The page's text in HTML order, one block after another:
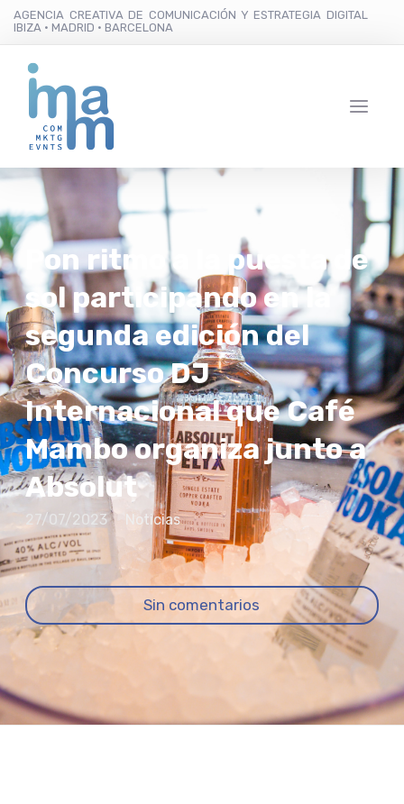
AGENCIA CREATIVA DE COMUNICACIÓN Y ESTRATEGIA DIGITAL
IBIZA · MADRID · BARCELONA
Pon ritmo a la puesta de
sol participando en la
segunda edición del
Concurso DJ
Internacional que Café
Mambo organiza junto a
Absolut
27/07/2023 Noticias
Sin comentarios